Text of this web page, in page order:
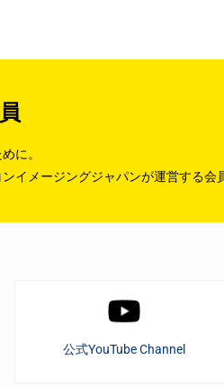
に。
イメージングジャパンが運営する会
公式YouTube Channel